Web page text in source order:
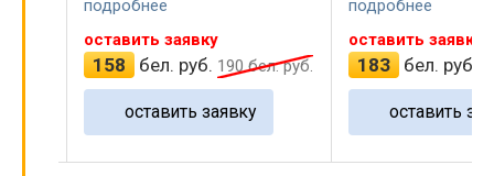
подробнее
оставить заявку
183 бел. руб. 220бел. руб.
оставить заявку
подробнее
оставить
250 бел. руб.
оставить